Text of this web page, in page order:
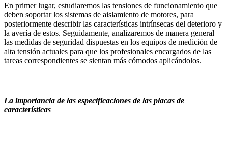
En primer lugar, estudiaremos las tensiones de funcionamiento que
deben soportar los sistemas de aislamiento de motores, para
posteriormente describir las características intrínsecas del deterioro y
la avería de estos. Seguidamente, analizaremos de manera general
las medidas de seguridad dispuestas en los equipos de medición de
alta tensión actuales para que los profesionales encargados de las
tareas correspondientes se sientan más cómodos aplicándolos.
La importancia de las especificaciones de las placas de
características